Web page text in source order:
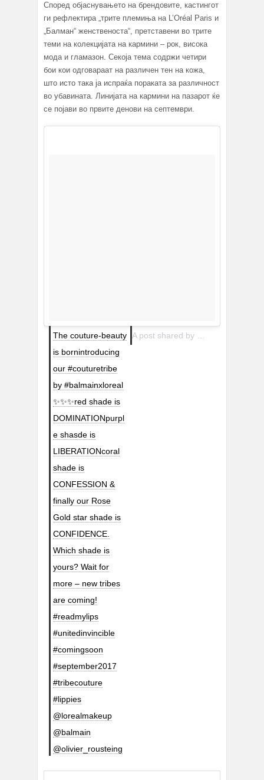
Според објаснувањето на брендовите, кастингот
ги рефлектира „трите племиња на L’Oréal Paris и
„Балман“ женственоста“, претставени во трите
теми на колекцијата на кармини – рок, висока
мода и гламазон. Секоја тема содржи четири
бои кои одговараат на различен тен на кожа,
што исто така ја испраќа пораката за различност
во убавината. Линијата на кармини на пазарот ќе
се појави во првите денови на септември.
The couture-beauty
is bornintroducing
our #couturetribe
by #balmainxloreal
✨✨✨red shade is
DOMINATIONpurpl
e shasde is
LIBERATIONcoral
shade is
CONFESSION &
finally our Rose
Gold star shade is
CONFIDENCE.
Which shade is
yours? Wait for
more – new tribes
are coming!
#readmylips
#unitedinvincible
#comingsoon
#september2017
#tribecouture
#lippies
@lorealmakeup
@balmain
@olivier_rousteing